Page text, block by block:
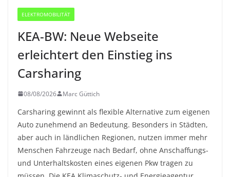
ELEKTROMOBILITÄT
KEA-BW: Neue Webseite
erleichtert den Einstieg ins
Carsharing
08/08/2026 Marc Güttich
Carsharing gewinnt als flexible Alternative zum eigenen
Auto zunehmend an Bedeutung. Besonders in Städten,
aber auch in ländlichen Regionen, nutzen immer mehr
Menschen Fahrzeuge nach Bedarf, ohne Anschaffungs-
und Unterhaltskosten eines eigenen Pkw tragen zu